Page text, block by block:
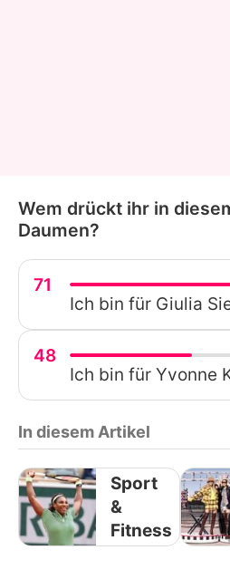
Wem drückt ihr in
Daumen?
71
Ich bin für Giulia
48
Ich bin für Yvonne
In diesem Artikel
Sport
&
Fitness